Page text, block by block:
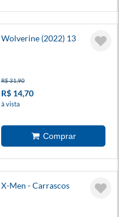
Wolverine (2022) 13
R$ 31,90
R$ 14,70
à vista
X-Men - Carrascos